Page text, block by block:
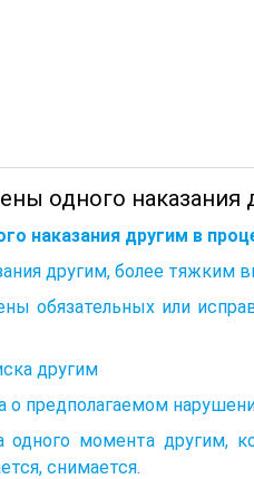
одного наказания
наказания другим в
другим, более тяжким
обязательных или
другим
о предполагаемом
одного момента
снимается.